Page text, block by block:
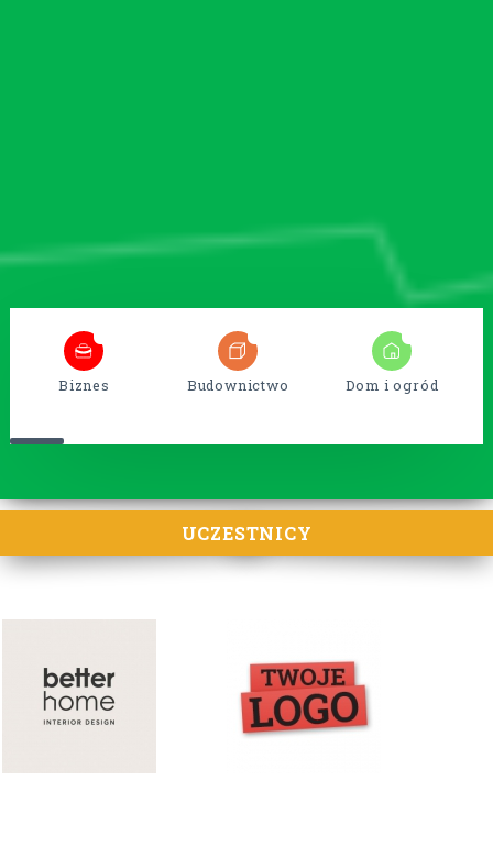
Biznes Budownictwo Dom i ogród
UCZESTNICY